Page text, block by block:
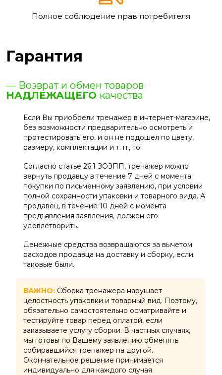
Полное соблюдение прав потребителя
Гарантия
— Возврат и обмен товаров
НАДЛЕЖАЩЕГО качества
Если Вы приобрели тренажер в интернет-магазине,
без возможности предварительно осмотреть и
протестировать его, и он не подошел по цвету,
размеру, комплектации и т. п., то:
Согласно статье 26.1 ЗОЗПП, тренажер можно
вернуть продавцу в течение 7 дней с момента
покупки по письменному заявлению, при условии
полной сохранности упаковки и товарного вида. А
продавец, в течение 10 дней с момента
предъявления заявления, должен его
удовлетворить.
Денежные средства возвращаются за вычетом
расходов продавца на доставку и сборку, если
таковые были.
ВАЖНО: Сборка тренажера нарушает
целостность упаковки и товарный вид. Поэтому,
обязательно самостоятельно осматривайте и
тестируйте товар перед оплатой, если
заказываете услугу сборки. В частных случаях,
мы готовы по Вашему заявлению обменять
собиравшийся тренажер на другой.
Окончательное решение принимается
индивидуально для каждого случая.